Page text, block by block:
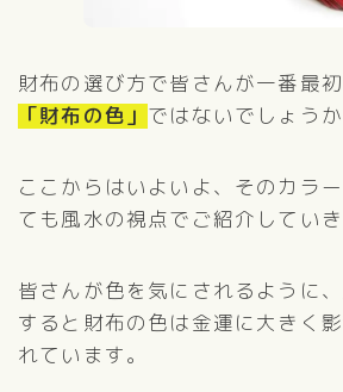
財布の選び方で皆さんが一番最
「財布の色」 ではないでしょうか
ここからはいよいよ、そのカラ
ても風水の視点でご紹介していき
皆さんが色を気にされるように
すると財布の色は金運に大きく
れています。